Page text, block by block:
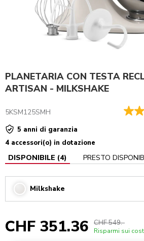
PLANETARIA CON TESTA
ARTISAN - MILKSHAKE
5KSM125SMH
5 anni di garanzia
4 accessori(o) in dotazione
DISPONIBILE (4) PRESTO
Milkshake
CHF 351.36 CHF 549.-
Risparmi sui